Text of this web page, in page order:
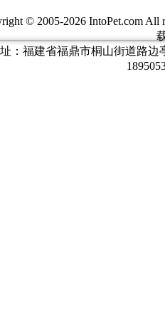
© 2005-2026 IntoPet.com
：福建省福鼎市桐山街道路边